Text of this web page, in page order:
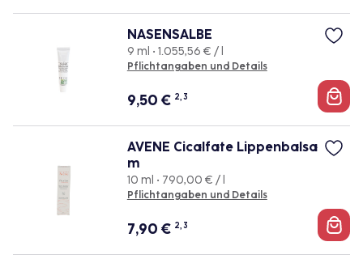
NASENSALBE
9 ml • 1.055,56 € / l
Pflichtangaben und Details
9,50 € 2, 3
AVENE Cicalfate Lippenbalsa
m
10 ml • 790,00 € / l
Pflichtangaben und Details
7,90 € 2, 3